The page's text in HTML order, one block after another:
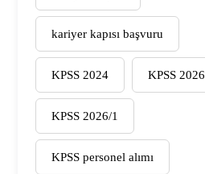
kariyer kapısı başvuru
KPSS 2024 KPSS 2026
KPSS 2026/1
KPSS personel alımı